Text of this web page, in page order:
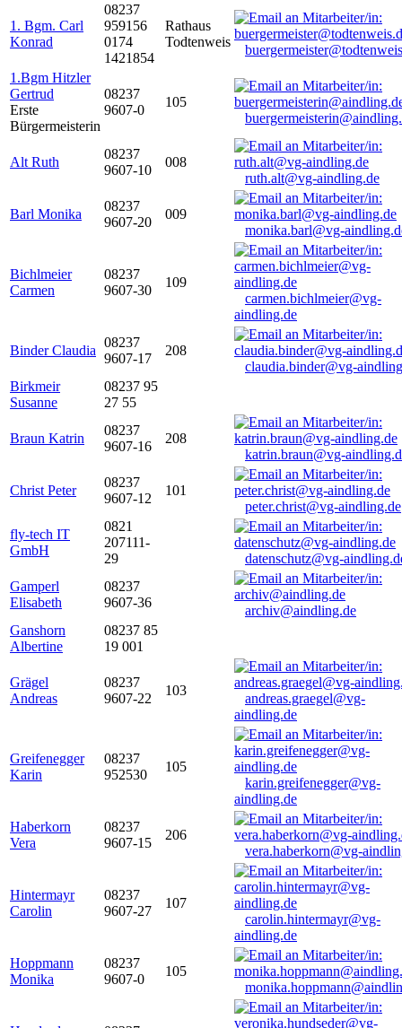
1. Bgm. Carl
Konrad
08237
959156
0174
1421854
Rathaus
Todtenweis
1.Bgm Hitzler
Gertrud
Erste
Bürgermeisterin
08237
9607-0
105
Alt Ruth
08237
9607-10
008
ruth.alt@vg-aindling.de
Barl Monika
08237
9607-20
009
monika.barl@vg-
Bichlmeier
Carmen
08237
9607-30
109
carmen.bichlmeier@vg-
aindling.de
Binder Claudia
08237
9607-17
208
claudia.binder@vg-
Birkmeir
Susanne
08237 95
27 55
Braun Katrin
08237
9607-16
208
katrin.braun@vg-
Christ Peter
08237
9607-12
101
peter.christ@vg-aindling.de
fly-tech IT
GmbH
0821
207111-
29
datenschutz@vg-
Gamperl
Elisabeth
08237
9607-36
archiv@aindling.de
Ganshorn
Albertine
08237 85
19 001
Grägel
Andreas
08237
9607-22
103
andreas.graegel@vg-
aindling.de
Greifenegger
Karin
08237
952530
105
karin.greifenegger@vg-
aindling.de
Haberkorn
Vera
08237
9607-15
206
vera.haberkorn@vg-
Hintermayr
Carolin
08237
9607-27
107
carolin.hintermayr@vg-
aindling.de
Hoppmann
Monika
08237
9607-0
105